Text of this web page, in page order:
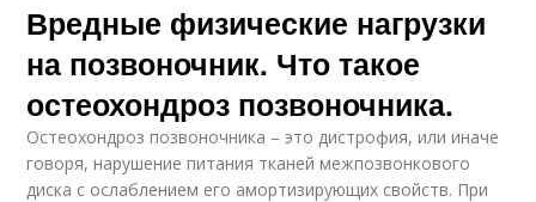
Вредные физические нагрузки
на позвоночник. Что такое
остеохондроз позвоночника.
Остеохондроз позвоночника – это дистрофия, или иначе
говоря, нарушение питания тканей межпозвонкового
диска с ослаблением его амортизирующих свойств. При